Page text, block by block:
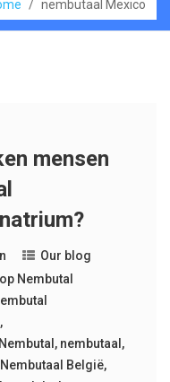
/ nembutaal Mexico
mensen
Our blog
Nembutal
,
, nembutaal ,
Nembutaal België,